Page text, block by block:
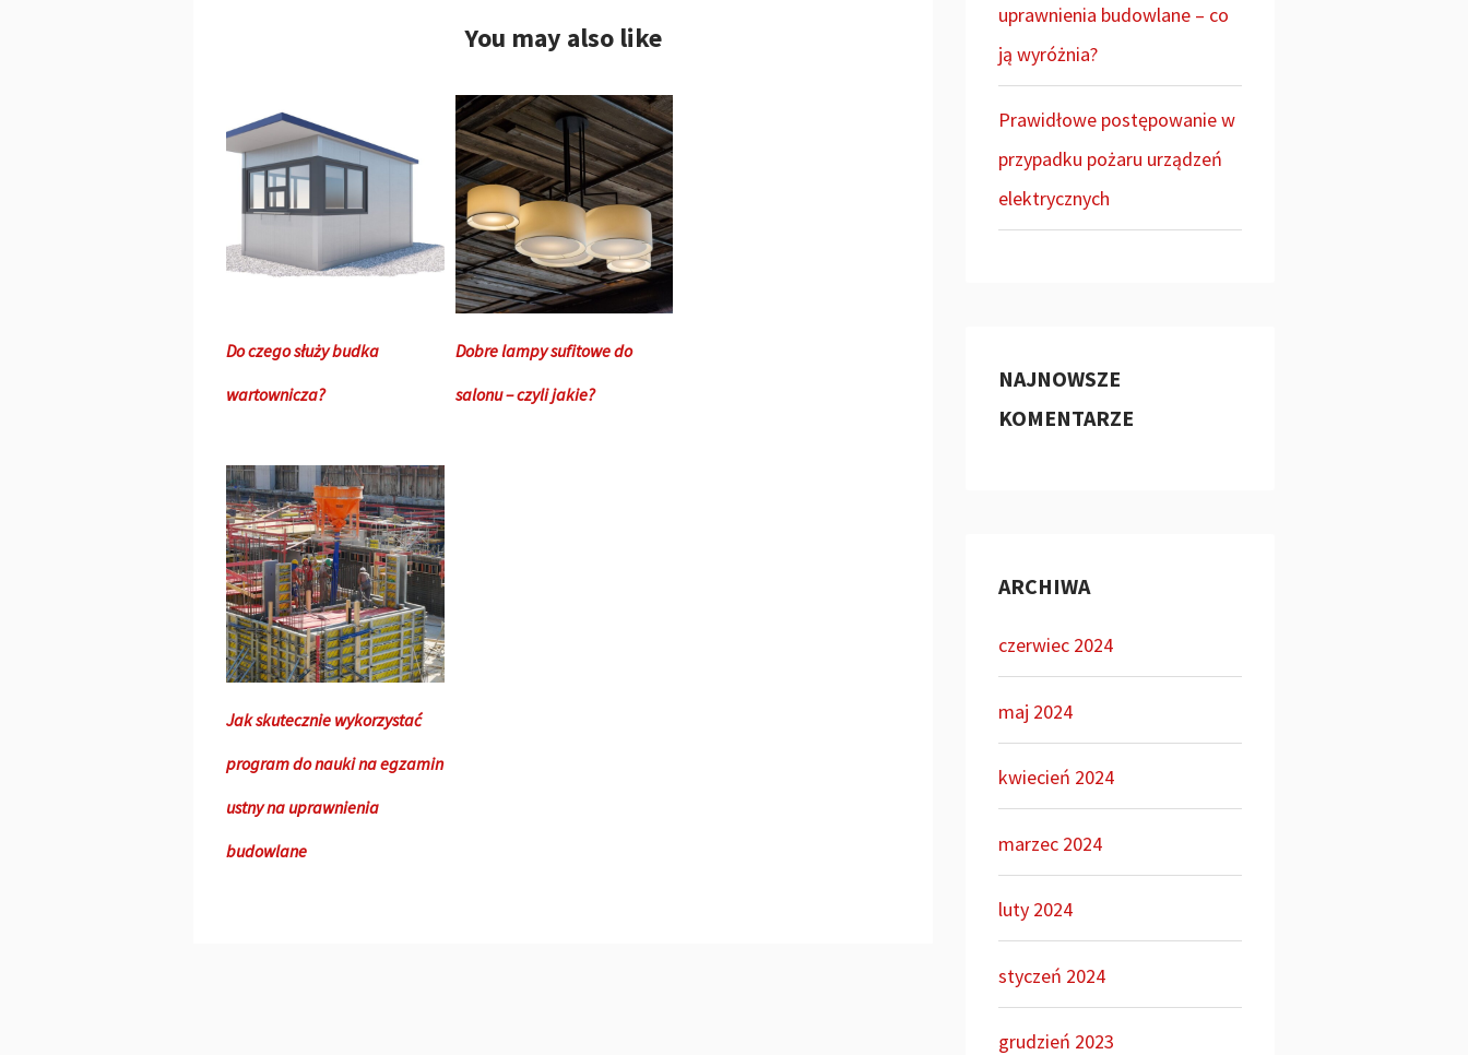
You may also like
Do czego służy budka
wartownicza?
Dobre lampy sufitowe do
salonu – czyli jakie?
Jak skutecznie wykorzystać
program do nauki na egzamin
ustny na uprawnienia
budowlane
uprawnienia budowlane – co
ją wyróżnia?
Prawidłowe postępowanie w
przypadku pożaru urządzeń
elektrycznych
NAJNOWSZE
KOMENTARZE
ARCHIWA
czerwiec 2024
maj 2024
kwiecień 2024
marzec 2024
luty 2024
styczeń 2024
grudzień 2023